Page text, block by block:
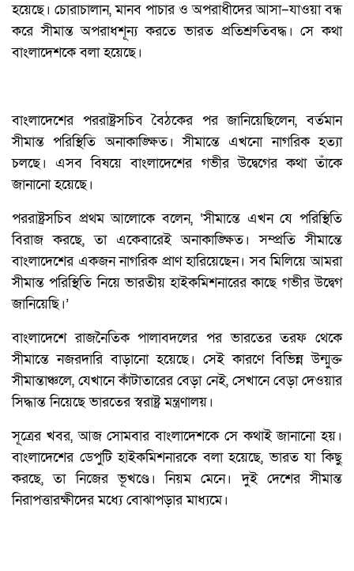
হয়েছে। চোরাচালান, মানব পাচার ও অপরাধীদের আসা–যাওয়া বন্ধ
করে সীমান্ত অপরাধশূন্য করতে ভারত প্রতিশ্রুতিবদ্ধ। সে কথা
বাংলাদেশকে বলা হয়েছে।
বাংলাদেশের পররাষ্ট্রসচিব বৈঠকের পর জানিয়েছিলেন, বর্তমান
সীমান্ত পরিস্থিতি অনাকাঙ্ক্ষিত। সীমান্তে এখনো নাগরিক হত্যা
চলছে। এসব বিষয়ে বাংলাদেশের গভীর উদ্বেগের কথা তাঁকে
জানানো হয়েছে।
পররাষ্ট্রসচিব প্রথম আলোকে বলেন, ‘সীমান্তে এখন যে পরিস্থিতি
বিরাজ করছে, তা একেবারেই অনাকাঙ্ক্ষিত। সম্প্রতি সীমান্তে
বাংলাদেশের একজন নাগরিক প্রাণ হারিয়েছেন। সব মিলিয়ে আমরা
সীমান্ত পরিস্থিতি নিয়ে ভারতীয় হাইকমিশনারের কাছে গভীর উদ্বেগ
জানিয়েছি।’
বাংলাদেশে রাজনৈতিক পালাবদলের পর ভারতের তরফ থেকে
সীমান্তে নজরদারি বাড়ানো হয়েছে। সেই কারণে বিভিন্ন উন্মুক্ত
সীমান্তাঞ্চলে, যেখানে কাঁটাতারের বেড়া নেই, সেখানে বেড়া দেওয়ার
সিদ্ধান্ত নিয়েছে ভারতের স্বরাষ্ট্র মন্ত্রণালয়।
সূত্রের খবর, আজ সোমবার বাংলাদেশকে সে কথাই জানানো হয়।
বাংলাদেশের ডেপুটি হাইকমিশনারকে বলা হয়েছে, ভারত যা কিছু
করছে, তা নিজের ভূখণ্ডে। নিয়ম মেনে। দুই দেশের সীমান্ত
নিরাপত্তারক্ষীদের মধ্যে বোঝাপড়ার মাধ্যমে।